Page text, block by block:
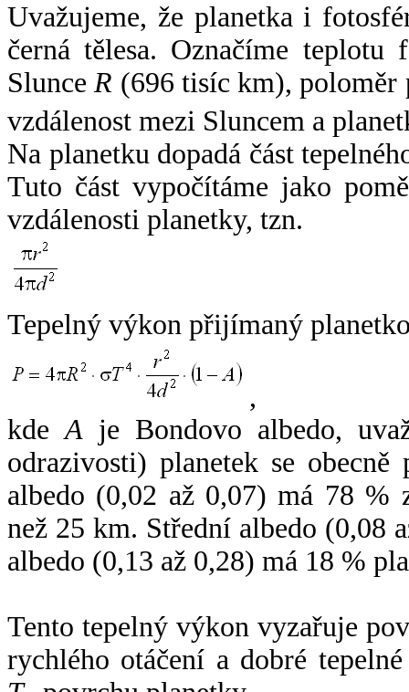
Uvažujeme, že planetka i
černá tělesa. Označíme
SlunceR (696 tisíc km),
vzdálenost mezi Sluncem a
Na planetku dopadá část
Tuto část vypočítáme jako
vzdálenosti planetky, tzn.
Tepelný výkon přijímaný
,
kdeA je Bondovo albedo,
odrazivosti) planetek se
albedo (0,02 až 0,07) má 78 %
než 25 km. Střední albedo (0,08
albedo (0,13 až 0,28) má 18 %
Tento tepelný výkon vyzařuje
rychlého otáčení a dobré